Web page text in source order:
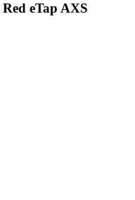
eTap AXS